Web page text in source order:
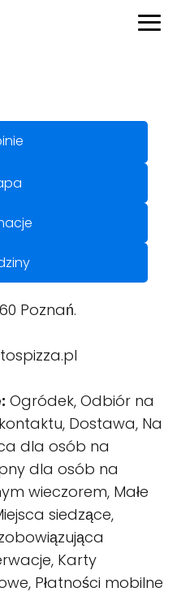
Poznań.
Ogródek, Odbiór na
Dostawa, Na
dla osób na
dla osób na
wieczorem, Małe
siedzące,
Karty
Płatności mobilne